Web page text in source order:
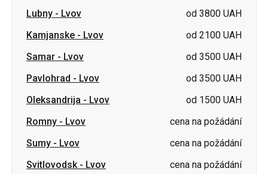
Pavlohrad-Lvov
od 3500 UAH
Oleksandrija-Lvov
od 1500 UAH
Romny-Lvov
cena na požádání
Sumy-Lvov
cena na požádání
Svitlovodsk-Lvov
cena na požádání
Perejaslav-Lvov
cena na požádání
Izmajil-Lvov cena na požádání